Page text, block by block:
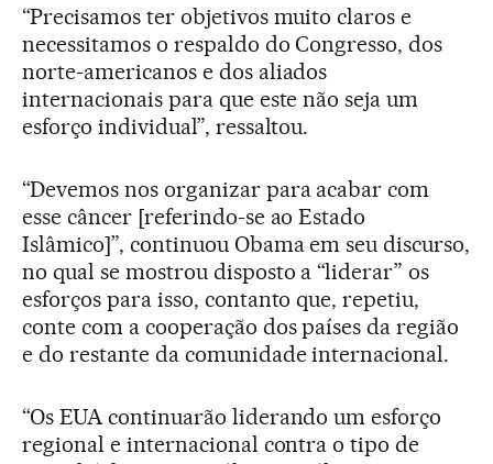
“Precisamos ter objetivos muito claros e
necessitamos o respaldo do Congresso, dos
norte-americanos e dos aliados
internacionais para que este não seja um
esforço individual”, ressaltou.
“Devemos nos organizar para acabar com
esse câncer [referindo-se ao Estado
Islâmico]”, continuou Obama em seu discurso,
no qual se mostrou disposto a “liderar” os
esforços para isso, contanto que, repetiu,
conte com a cooperação dos países da região
e do restante da comunidade internacional.
“Os EUA continuarão liderando um esforço
regional e internacional contra o tipo de